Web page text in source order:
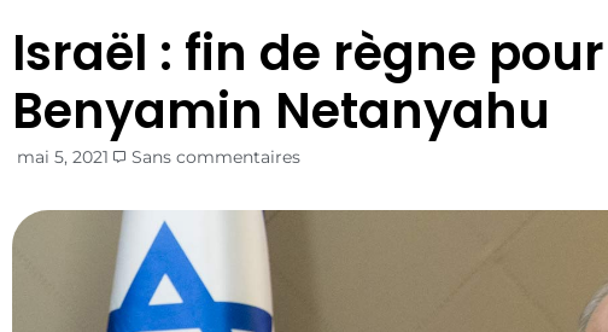
Israël : fin de règne pour
Benyamin Netanyahu
mai 5, 2021 Sans commentaires